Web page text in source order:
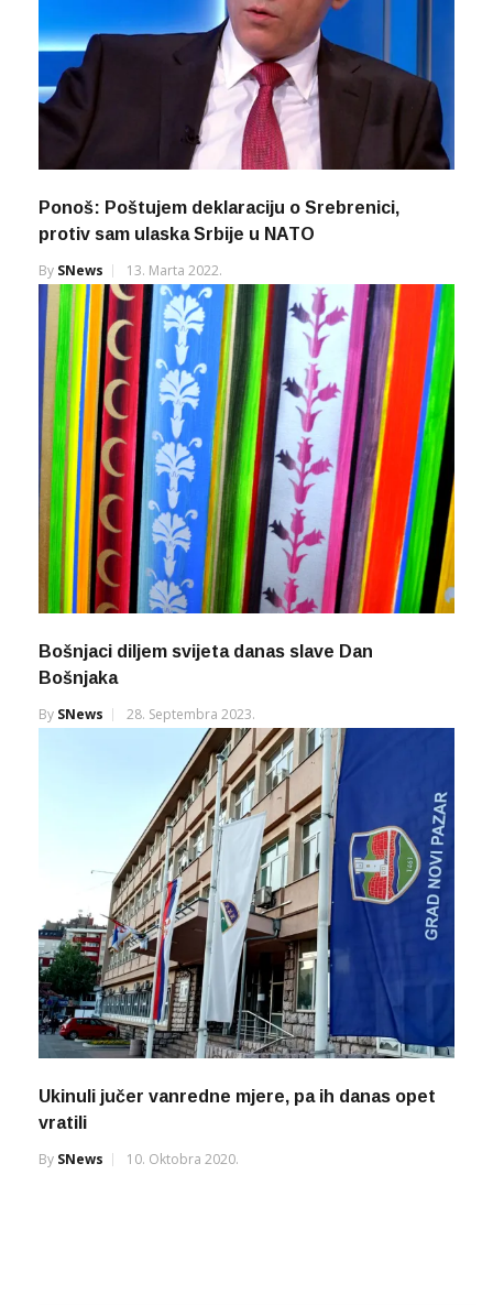
Ponoš: Poštujem deklaraciju o Srebrenici,
protiv sam ulaska Srbije u NATO
By SNews 13. Marta 2022.
Bošnjaci diljem svijeta danas slave Dan
Bošnjaka
By SNews 28. Septembra 2023.
Ukinuli jučer vanredne mjere, pa ih danas opet
vratili
By SNews 10. Oktobra 2020.